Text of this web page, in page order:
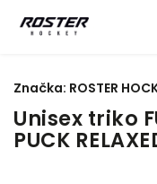
Unisex triko
PUCK
Značka: ROSTER